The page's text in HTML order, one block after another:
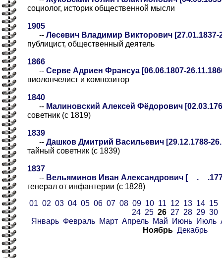
социолог, историк общественной мысли
1905
-- Лесевич Владимир Викторович [27.01.1837-
публицист, общественный деятель
1866
-- Серве Адриен Франсуа [06.06.1807-
виолончелист и композитор
1840
-- Малиновский Алексей Фёдорович
советник (с 1819)
1839
-- Дашков Дмитрий Васильевич [29.12.1788-
тайный советник (с 1839)
1837
-- Вельяминов Иван Александрович
генерал от инфантерии (с 1828)
01 02 03 04 05 06 07 08 09 10 11 12 13 14 15
24 25 26 27 28 29 30
Январь Февраль Март Апрель Май Июнь Июль
Ноябрь Декабрь